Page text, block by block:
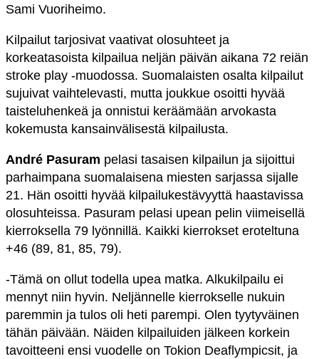
Sami Vuoriheimo.
Kilpailut tarjosivat vaativat olosuhteet ja
korkeatasoista kilpailua neljän päivän aikana 72 reiän
stroke play -muodossa. Suomalaisten osalta kilpailut
sujuivat vaihtelevasti, mutta joukkue osoitti hyvää
taisteluhenkeä ja onnistui keräämään arvokasta
kokemusta kansainvälisestä kilpailusta.
André Pasuram pelasi tasaisen kilpailun ja sijoittui
parhaimpana suomalaisena miesten sarjassa sijalle
21. Hän osoitti hyvää kilpailukestävyyttä haastavissa
olosuhteissa. Pasuram pelasi upean pelin viimeisellä
kierroksella 79 lyönnillä. Kaikki kierrokset eroteltuna
+46 (89, 81, 85, 79).
-Tämä on ollut todella upea matka. Alkukilpailu ei
mennyt niin hyvin. Neljännelle kierrokselle nukuin
paremmin ja tulos oli heti parempi. Olen tyytyväinen
tähän päivään. Näiden kilpailuiden jälkeen korkein
tavoitteeni ensi vuodelle on Tokion Deaflympicsit, ja